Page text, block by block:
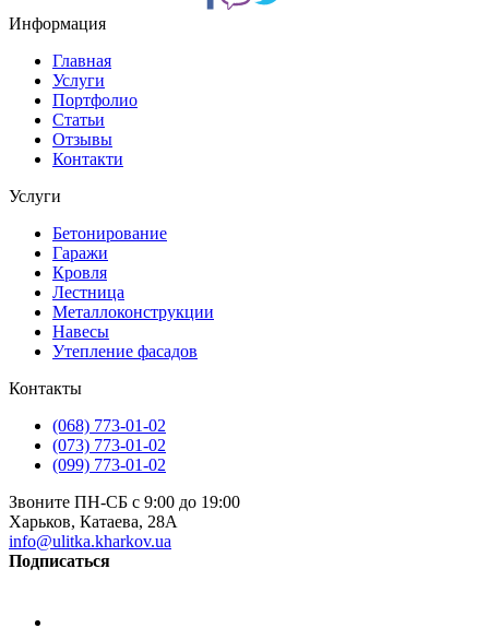
Информация
Главная
Услуги
Портфолио
Статьи
Отзывы
Контакти
Услуги
Бетонирование
Гаражи
Кровля
Лестница
Металлоконструкции
Навесы
Утепление фасадов
Контакты
(068) 773-01-02
(073) 773-01-02
(099) 773-01-02
Звоните ПН-СБ с 9:00 до 19:00
Харьков, Катаева, 28А
info@ulitka.kharkov.ua
Подписаться